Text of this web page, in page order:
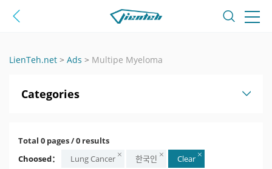
LienTeh.net > Ads > Multipe Myeloma
Categories
Total 0 pages / 0 results
Choosed：
Lung Cancer 한국인 Clear